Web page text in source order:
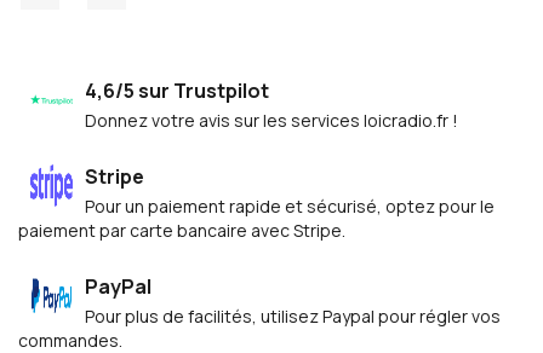
4,6/5 sur Trustpilot
Donnez votre avis sur les services loicradio.fr !
Stripe
Pour un paiement rapide et sécurisé, optez pour le
paiement par carte bancaire avec Stripe.
PayPal
Pour plus de facilités, utilisez Paypal pour régler vos
commandes.